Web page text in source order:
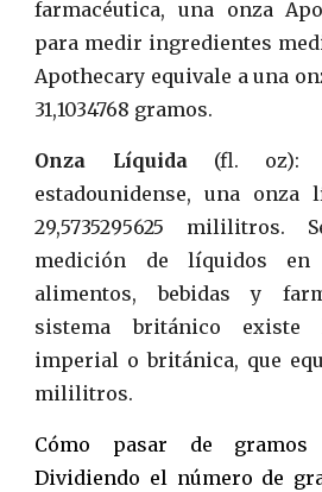
farmacéutica, una onza
para medir ingredientes
Apothecary equivale a una
31,1034768 gramos.
Onza Líquida(fl. oz):
estadounidense, una onza
29,5735295625
medición de líquidos
alimentos, bebidas y
sistema británico
imperial o británica, que
mililitros.
Cómo pasar de
Dividiendo el número de